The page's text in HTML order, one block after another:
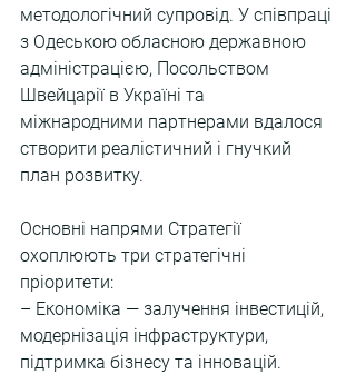
методологічний супровід. У співпраці
з Одеською обласною державною
адміністрацією, Посольством
Швейцарії в Україні та
міжнародними партнерами вдалося
створити реалістичний і гнучкий
план розвитку.
Основні напрями Стратегії
охоплюють три стратегічні
пріоритети:
– Економіка — залучення інвестицій,
модернізація інфраструктури,
підтримка бізнесу та інновацій.